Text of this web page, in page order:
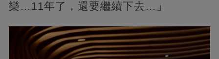
樂…11年了，還要繼續下去…」